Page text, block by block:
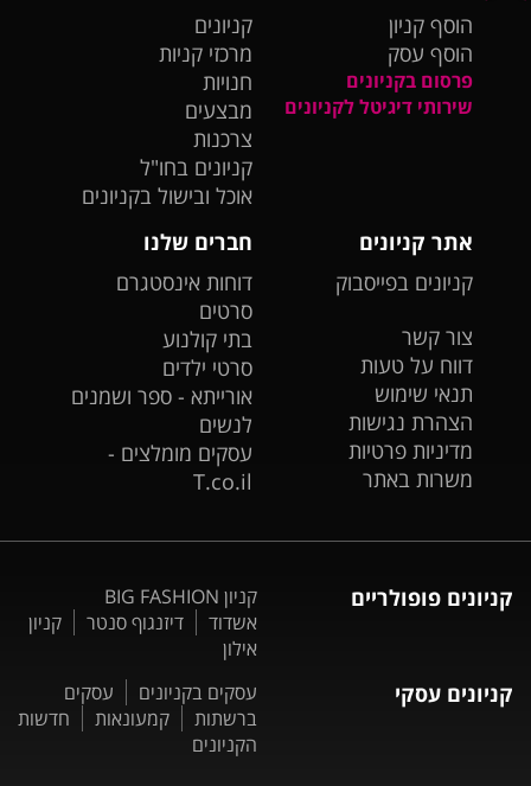
הוסף קניון
הוסף עסק
פרסום בקניונים
שירותי דיגיטל לקניונים
קניונים
מרכזי קניות
חנויות
מבצעים
צרכנות
קניונים בחו"ל
אוכל ובישול בקניונים
אתר קניונים
קניונים בפייסבוק
צור קשר
דווח על טעות
תנאי שימוש
הצהרת נגישות
מדיניות פרטיות
משרות באתר
חברים שלנו
דוחות אינסטגרם
סרטים
בתי קולנוע
סרטי ילדים
אורייתא - ספר ושמנים
לנשים
עסקים מומלצים -
T.co.il
קניונים פופולריים
קניון BIG FASHION
אשדוד
דיזנגוף סנטר
קניון
אילון
קניונים עסקי עסקים בקניונים
עסקים
ברשתות
קמעונאות
חדשות
הקניונים